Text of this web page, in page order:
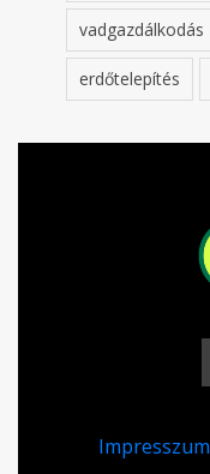
vadgazdálkodás
erdőtelepítés
Impresszum